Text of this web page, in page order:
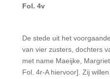
Fol. 4v
De stede uit het
van vier zusters, dochters
met name Maeijke,
Fol. 4r-A hiervoor]. Zij